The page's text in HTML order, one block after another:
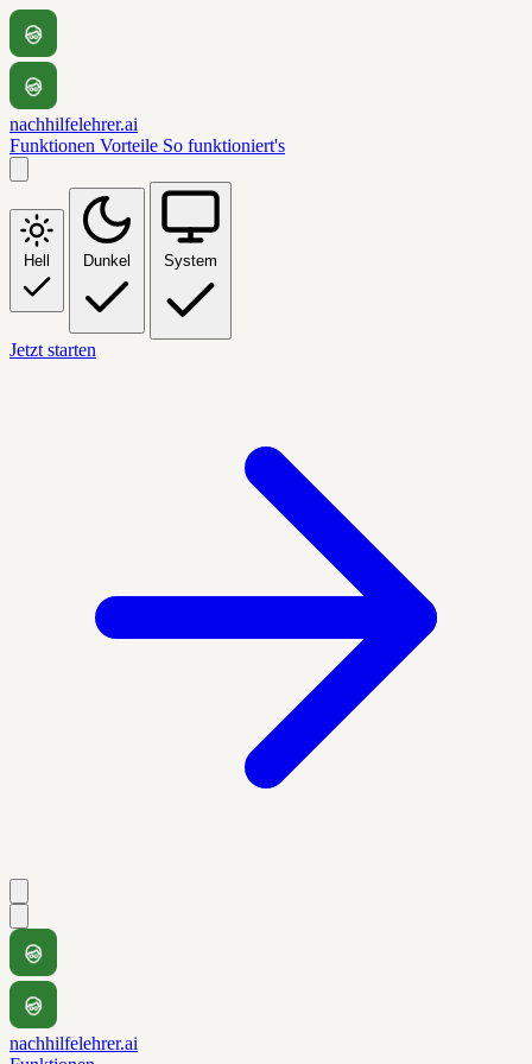
nachhilfelehrer.ai
Funktionen Vorteile So funktioniert's
Hell Dunkel System
Jetzt starten
nachhilfelehrer.ai